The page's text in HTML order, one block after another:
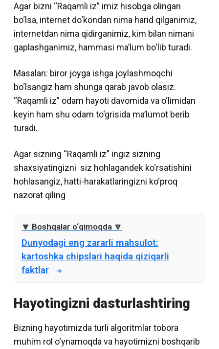
Agar bizni “Raqamli iz” imiz hisobga olingan
bo‘lsa, internet do‘kondan nima harid qilganimiz,
internetdan nima qidirganimiz, kim bilan nimani
gaplashganimiz, hammasi ma’lum bo‘lib turadi.
Masalan: biror joyga ishga joylashmoqchi
bo‘lsangiz ham shunga qarab javob olasiz.
“Raqamli iz” odam hayoti davomida va o‘limidan
keyin ham shu odam to‘grisida ma’lumot berib
turadi.
Agar sizning “Raqamli iz” ingiz sizning
shaxsiyatingizni siz hohlagandek ko‘rsatishini
hohlasangiz, hatti-harakatlaringizni ko‘proq
nazorat qiling
Dunyodagi eng zararli mahsulot:
kartoshka chipslari haqida qiziqarli
faktlar
Hayotingizni dasturlashtiring
Bizning hayotimizda turli algoritmlar tobora
muhim rol o‘ynamoqda va hayotimizni boshqarib